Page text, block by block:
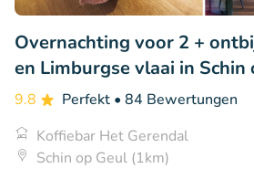
Overnachting voor 2 +
en Limburgse vlaai in Schin
9.8 Perfekt • 84 Bewertungen
Koffiebar Het Gerendal
Schin op Geul (1km)